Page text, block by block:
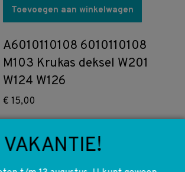
Toevoegen aan winkelwagen
A6010110108 6010110108
M103 Krukas deksel W201
W124 W126
€ 15,00
Toevoegen aan winkelwagen
VAKANTIE!